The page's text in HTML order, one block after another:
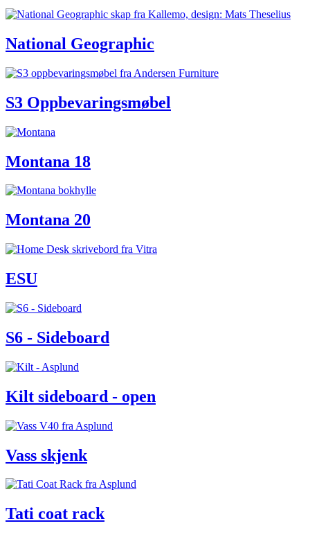
National Geographic
S3 Oppbevaringsmøbel
Montana 18
Montana 20
ESU
S6 - Sideboard
Kilt sideboard - open
Vass skjenk
Tati coat rack